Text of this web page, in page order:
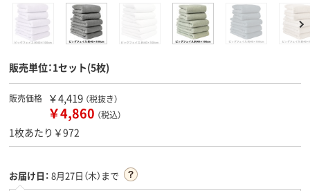
販売単位：1セット(5枚)
販売価格 ￥4,419 （税抜き）
￥4,860 （税込）
1枚あたり￥972
お届け日： 8月27日（木）まで